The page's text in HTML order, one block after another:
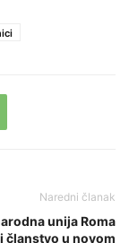
Naredni članak
unija Roma
članstvo u novom